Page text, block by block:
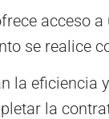
acceso
se realice
la eficiencia
la